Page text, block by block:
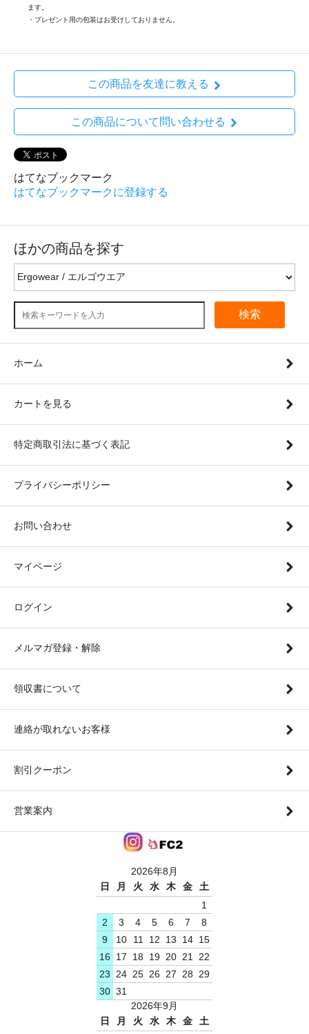
ます。
・プレゼント用の包装はお受けしておりません。
この商品を友達に教える
この商品について問い合わせる
はてなブックマーク
はてなブックマークに登録する
ほかの商品を探す
検索
ホーム
カートを見る
特定商取引法に基づく表記
プライバシーポリシー
お問い合わせ
マイベージ
ログイン
メルマガ登録・解除
領収書について
連絡が取れないお客様
割引クーポン
営業案内
2026年8月
日
月 火 水 木 金
土
1
2
3 4 5 6 7
8
9
10 11 12 13 14 15
16
17 18 19 20 21
22
23
24 25 26 27 28
29
30 31
2026年9月
日
月 火 水 木 金
土